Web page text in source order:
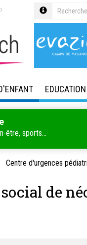
EDUCATION
être, sports...
Centre d'urgences
de